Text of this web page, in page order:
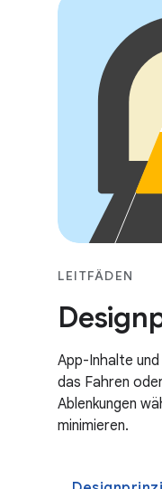
LEITFÄDEN
App-Inhalte
das Fahren
Ablenkungen
minimieren.